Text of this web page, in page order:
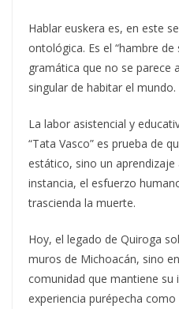
Hablar euskera es, en este
ontológica. Es el “hambre
gramática que no se parece
singular de habitar el mundo.
La labor asistencial y
“Tata Vasco” es prueba de
estático, sino un aprendizaje
instancia, el esfuerzo
trascienda la muerte.
Hoy, el legado de Quiroga
muros de Michoacán, sino
comunidad que mantiene su
experiencia purépecha